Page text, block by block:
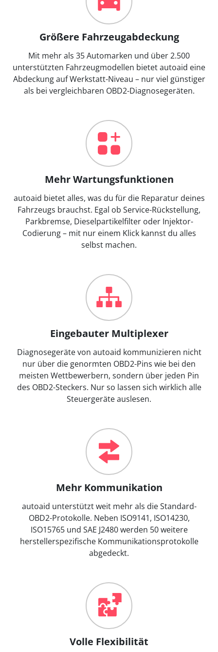
Größere Fahrzeugabdeckung
Mit mehr als 35 Automarken und über 2.500
unterstützten Fahrzeugmodellen bietet autoaid eine
Abdeckung auf Werkstatt-Niveau – nur viel günstiger
als bei vergleichbaren OBD2-Diagnosegeräten.
Mehr Wartungsfunktionen
autoaid bietet alles, was du für die Reparatur deines
Fahrzeugs brauchst. Egal ob Service-Rückstellung,
Parkbremse, Dieselpartikelfilter oder Injektor-
Codierung – mit nur einem Klick kannst du alles
selbst machen.
Eingebauter Multiplexer
Diagnosegeräte von autoaid kommunizieren nicht
nur über die genormten OBD2-Pins wie bei den
meisten Wettbewerbern, sondern über jeden Pin
des OBD2-Steckers. Nur so lassen sich wirklich alle
Steuergeräte auslesen.
Mehr Kommunikation
autoaid unterstützt weit mehr als die Standard-
OBD2-Protokolle. Neben ISO9141, ISO14230,
ISO15765 und SAE J2480 werden 50 weitere
herstellerspezifische Kommunikationsprotokolle
abgedeckt.
Volle Flexibilität